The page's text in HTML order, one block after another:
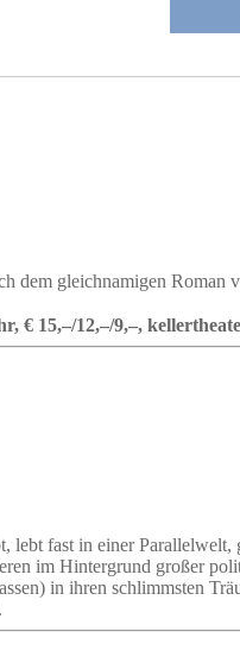
dem gleichnamigen Roman
€ 15,–/12,–/9,–,
lebt fast in einer
im Hintergrund großer
in ihren schlimmsten